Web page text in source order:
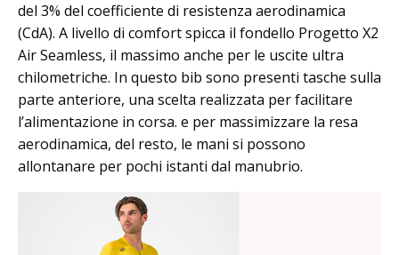
del 3% del coefficiente di resistenza aerodinamica
(CdA). A livello di comfort spicca il fondello Progetto X2
Air Seamless, il massimo anche per le uscite ultra
chilometriche. In questo bib sono presenti tasche sulla
parte anteriore, una scelta realizzata per facilitare
l’alimentazione in corsa. e per massimizzare la resa
aerodinamica, del resto, le mani si possono
allontanare per pochi istanti dal manubrio.